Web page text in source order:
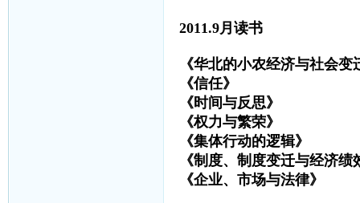
2011.9月读书
《华北的小农经济与社会变
《信任》
《时间与反思
《权力与繁荣
《集体行动的逻辑
《制度、制度变迁与经济绩
《企业、市场与法律